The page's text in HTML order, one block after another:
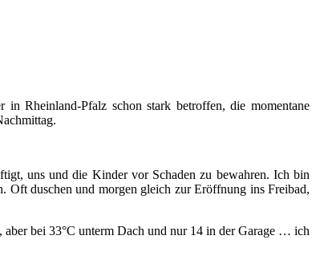
Rheinland-Pfalz schon stark betroffen, die momentane
uns und die Kinder vor Schaden zu bewahren. Ich bin
Oft duschen und morgen gleich zur Eröffnung ins Freibad,
bei 33°C unterm Dach und nur 14 in der Garage … ich